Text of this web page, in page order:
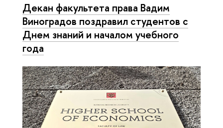
Декан факультета права Вадим
Виноградов поздравил студентов с
Днем знаний и началом учебного
года